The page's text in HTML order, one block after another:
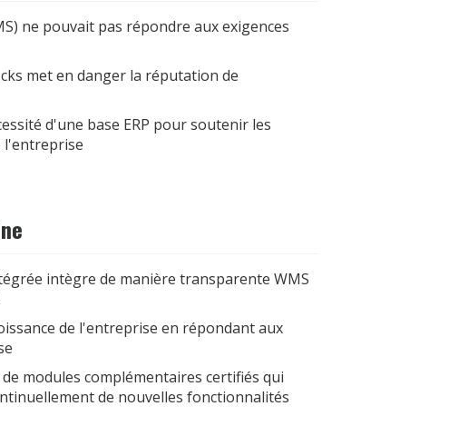
ne pouvait pas répondre aux exigences
met en danger la réputation de
d'une base ERP pour soutenir les
l'entreprise
intègre de manière transparente WMS
de l'entreprise en répondant aux
modules complémentaires certifiés qui
de nouvelles fonctionnalités